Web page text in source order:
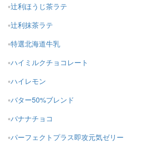
辻利ほうじ茶ラテ
辻利抹茶ラテ
特選北海道牛乳
ハイミルクチョコレート
ハイレモン
バター50%ブレンド
バナナチョコ
パーフェクトプラス即攻元気ゼリー